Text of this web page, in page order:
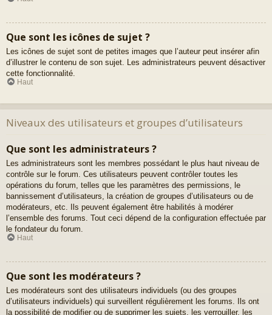
Que sont les icônes de sujet ?
Les icônes de sujet sont de petites images que l’auteur peut insérer afin
d’illustrer le contenu de son sujet. Les administrateurs peuvent désactiver
cette fonctionnalité.
Haut
Niveaux des utilisateurs et groupes d’utilisateurs
Que sont les administrateurs ?
Les administrateurs sont les membres possédant le plus haut niveau de
contrôle sur le forum. Ces utilisateurs peuvent contrôler toutes les
opérations du forum, telles que les paramètres des permissions, le
bannissement d’utilisateurs, la création de groupes d’utilisateurs ou de
modérateurs, etc. Ils peuvent également être habilités à modérer
l’ensemble des forums. Tout ceci dépend de la configuration effectuée par
le fondateur du forum.
Haut
Que sont les modérateurs ?
Les modérateurs sont des utilisateurs individuels (ou des groupes
d’utilisateurs individuels) qui surveillent régulièrement les forums. Ils ont
la possibilité de modifier ou de supprimer les sujets, les verrouiller, les